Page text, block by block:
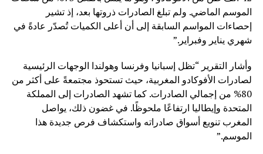
الموسم الماضي. ولم تبلغ الصادرات ذروتها بعد، إذ تشير
إحصاءات المواسم السابقة إلى أن أعلى الكميات تُصدّر عادةً في
شهري يناير وفبراير.”
وأشار التقرير “تظل إسبانيا وفرنسا وهولندا الوجهات الرئيسية
لصادرات الأفوكادو المغربية، حيث تستحوذ مجتمعةً على أكثر من
80% من إجمالي الصادرات. كما تشهد الصادرات إلى المملكة
المتحدة وإيطاليا ارتفاعًا ملحوظًا. في غضون ذلك، يواصل
المغرب تنويع أسواق صادراته واستكشاف فرص جديدة هذا
الموسم.”